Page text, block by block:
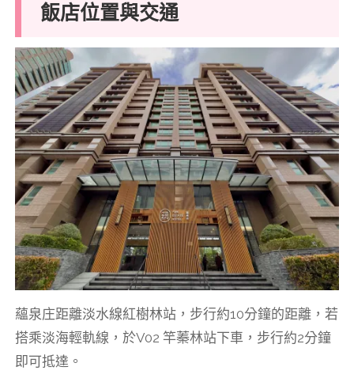
飯店位置與交通
蘊泉庄距離淡水線紅樹林站，步行約10分鐘的距離，若
搭乘淡海輕軌線，於V02 竿蓁林站下車，步行約2分鐘
即可抵達。